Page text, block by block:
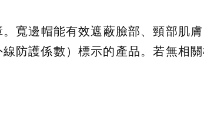
寬邊帽能有效遮蔽臉部、頸部肌
防護係數）標示的產品。若無相